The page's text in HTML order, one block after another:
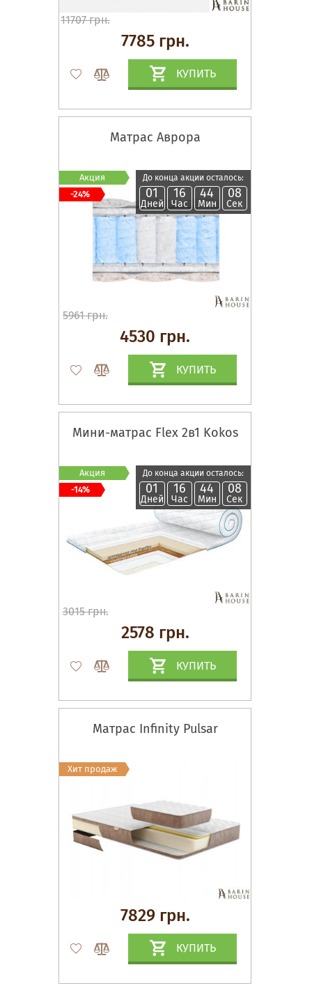
11707 грн.
7785 грн.
КУПИТЬ
Матрас Аврора
До конца акции осталось:
01
Дней
16
Час
44
Мин
07
Сек
5961 грн.
4530 грн.
КУПИТЬ
Акция
-24%
Мини-матрас Flex 2в1 Kokos
До конца акции осталось:
01
Дней
16
Час
44
Мин
07
Сек
3015 грн.
2578 грн.
КУПИТЬ
Акция
-14%
Матрас Infinity Pulsar
7829 грн.
КУПИТЬ
Хит продаж